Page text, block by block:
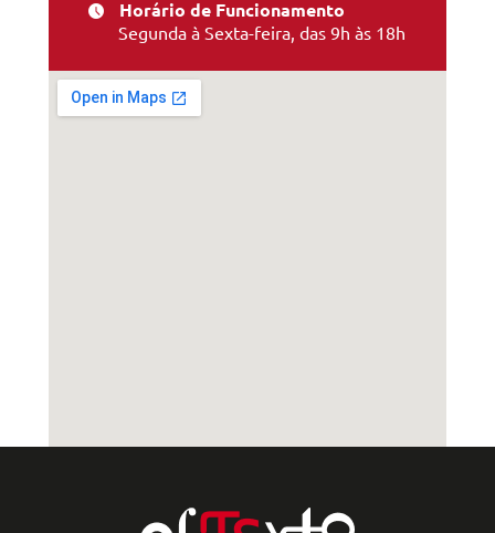
Horário de Funcionamento
Segunda à Sexta-feira, das 9h às 18h